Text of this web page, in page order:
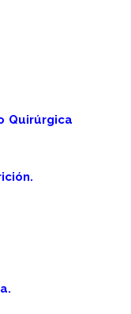
Quirúrgica